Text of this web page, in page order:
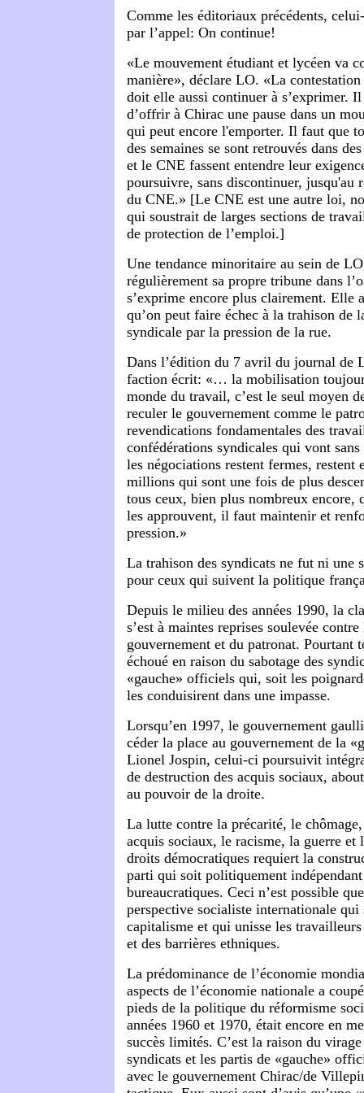
Comme les éditoriaux précédents,
par l’appel: On continue!
«Le mouvement étudiant et lycéen va
manière», déclare LO. «La
doit elle aussi continuer à s’exprimer.
d’offrir à Chirac une pause dans un
qui peut encore l'emporter. Il faut que
des semaines se sont retrouvés dans
et le CNE fassent entendre leur
poursuivre, sans discontinuer, jusqu'au
du CNE.» [Le CNE est une autre loi,
qui soustrait de larges sections de
de protection de l’emploi.]
Une tendance minoritaire au sein de
régulièrement sa propre tribune dans
s’exprime encore plus clairement. Elle
qu’on peut faire échec à la trahison de
syndicale par la pression de la rue.
Dans l’édition du 7 avril du journal de
faction écrit: «… la mobilisation
monde du travail, c’est le seul moyen
reculer le gouvernement comme le
revendications fondamentales des
confédérations syndicales qui vont sans
les négociations restent fermes, restent
millions qui sont une fois de plus
tous ceux, bien plus nombreux encore,
les approuvent, il faut maintenir et
pression.»
La trahison des syndicats ne fut ni une
pour ceux qui suivent la politique
Depuis le milieu des années 1990, la
s’est à maintes reprises soulevée
gouvernement et du patronat. Pourtant
échoué en raison du sabotage des
«gauche» officiels qui, soit les
les conduisirent dans une impasse.
Lorsqu’en 1997, le gouvernement
céder la place au gouvernement de la
Lionel Jospin, celui-ci poursuivit
de destruction des acquis sociaux,
au pouvoir de la droite.
La lutte contre la précarité, le
acquis sociaux, le racisme, la guerre et
droits démocratiques requiert la
parti qui soit politiquement
bureaucratiques. Ceci n’est possible
perspective socialiste internationale qui
capitalisme et qui unisse les
et des barrières ethniques.
La prédominance de l’économie
aspects de l’économie nationale a
pieds de la politique du réformisme
années 1960 et 1970, était encore en
succès limités. C’est la raison du
syndicats et les partis de «gauche»
avec le gouvernement Chirac/de